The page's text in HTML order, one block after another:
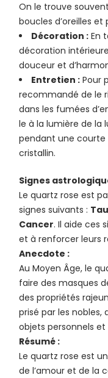
On le trouve
boucles d’oreilles et
Décoration : En
décoration
douceur et
Entretien : Pour
recommandé de le
dans les fumées
le à la lumière de la
pendant une courte
cristallin.
Signes
Le quartz rose est
signes suivants :
Cancer. Il aide ces
et à renforcer leurs
Anecdote :
Au Moyen Âge, le
faire des masques
des propriétés
prisé par les nobles,
objets personnels et
Résumé :
Le quartz rose est
de l’amour et de la